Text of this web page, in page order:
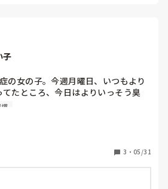
気付いてもらうしかありませんよね。
物でも大人になれば食べれる様になるこ
けて嫌いな物を食べた達成感を味わって
しいですよね。
子
の女の子。今週月曜日、いつもより
たところ、今日はよりいっそう臭
入っていない。正直臭いが移るし、そ
当なんですが、臭いが無理すぎ
交換して服も着替えたり汗拭きシー
。普通によだれや鼻水つけられるのは
慣
3 ・ 05/31